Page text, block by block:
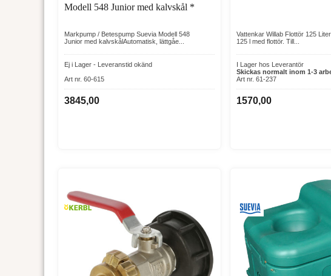
Modell 548 Junior med kalvskål *
Markpump / Betespump Suevia Modell 548
Junior med kalvskålAutomatisk, lättgåe...
Ej i Lager - Leveranstid okänd
Art nr. 60-615
3845,00
Vattenkar Willab Flottör 125
125 l med flottör. Till...
I Lager hos Leverantör
Skickas normalt inom 1-3
Art nr. 61-237
1570,00